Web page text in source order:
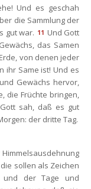
Und es geschah
die Sammlung der
gut war. 11 Und Gott
das Samen
von denen jeder
ihr Same ist! Und es
Gewächs hervor,
die Früchte bringen,
sah, daß es gut
der dritte Tag.
sollen als Zeichen
und der Tage und